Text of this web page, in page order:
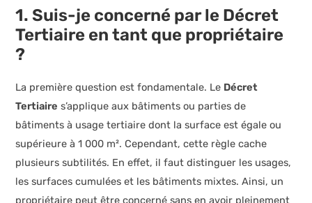
1. Suis-je concerné par le Décret
Tertiaire en tant que propriétaire
?
La première question est fondamentale. Le Décret
Tertiaire s’applique aux bâtiments ou parties de
bâtiments à usage tertiaire dont la surface est égale ou
supérieure à 1 000 m². Cependant, cette règle cache
plusieurs subtilités. En effet, il faut distinguer les usages,
les surfaces cumulées et les bâtiments mixtes. Ainsi, un
propriétaire peut être concerné sans en avoir pleinement